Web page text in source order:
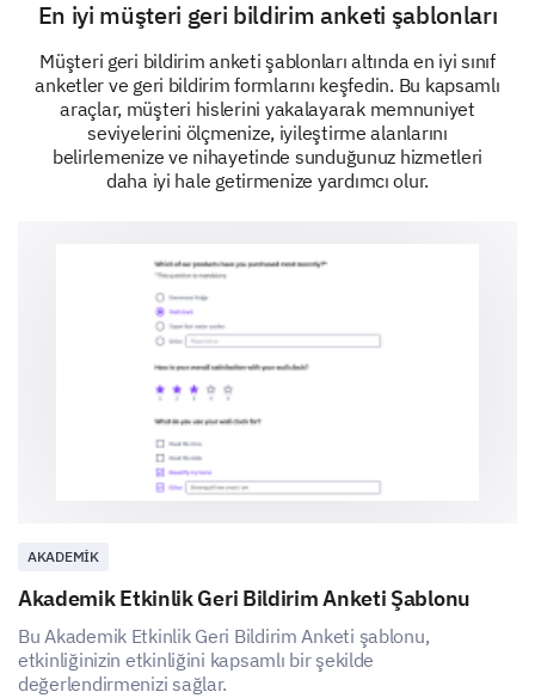
Which age group do you belong to?
Would you like to sign up for our email
newsletter to receive special offers and
No
En iyi müşteri geri bildirim anketi şablonları
Müşteri geri bildirim anketi şablonları altında en iyi sınıf
anketler ve geri bildirim formlarını keşfedin. Bu kapsamlı
araçlar, müşteri hislerini yakalayarak memnuniyet
seviyelerini ölçmenize, iyileştirme alanlarını
belirlemenize ve nihayetinde sunduğunuz hizmetleri
daha iyi hale getirmenize yardımcı olur.
AKADEMIK
Akademik Etkinlik Geri Bildirim Anketi Şablonu
Bu Akademik Etkinlik Geri Bildirim Anketi şablonu,
etkinliğinizin etkinliğini kapsamlı bir şekilde
değerlendirmenizi sağlar.